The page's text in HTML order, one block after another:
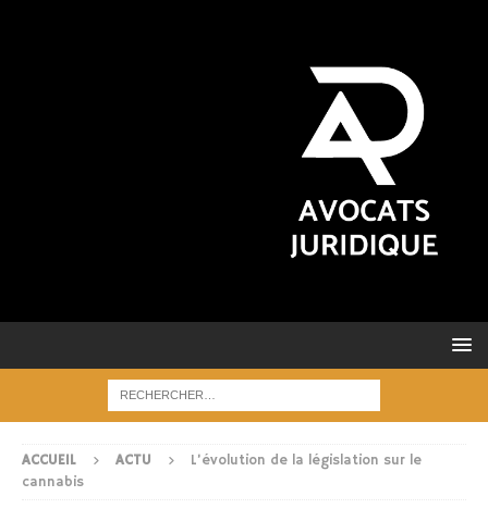
ACCUEIL ACTU
L’évolution de la législation sur le
cannabis